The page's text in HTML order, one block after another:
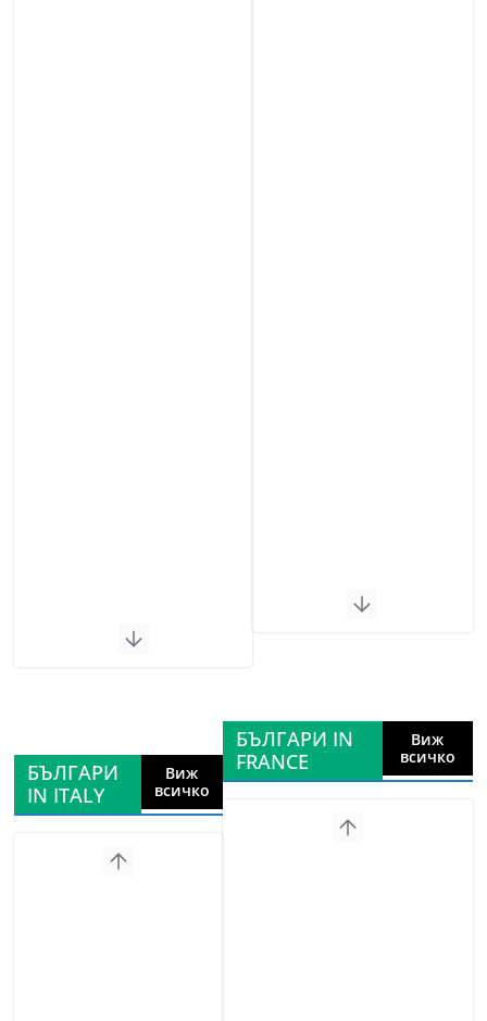
БЪЛГАРИ
IN ITALY
Виж
всичко
БЪЛГАРИ IN
FRANCE
Виж
всичко